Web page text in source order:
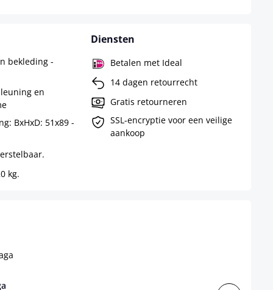
bekleding -
en
BxHxD: 51x89 -
kg.
Diensten
Betalen met Ideal
14 dagen retourrecht
Gratis retourneren
SSL-encryptie voor een veilige
aankoop